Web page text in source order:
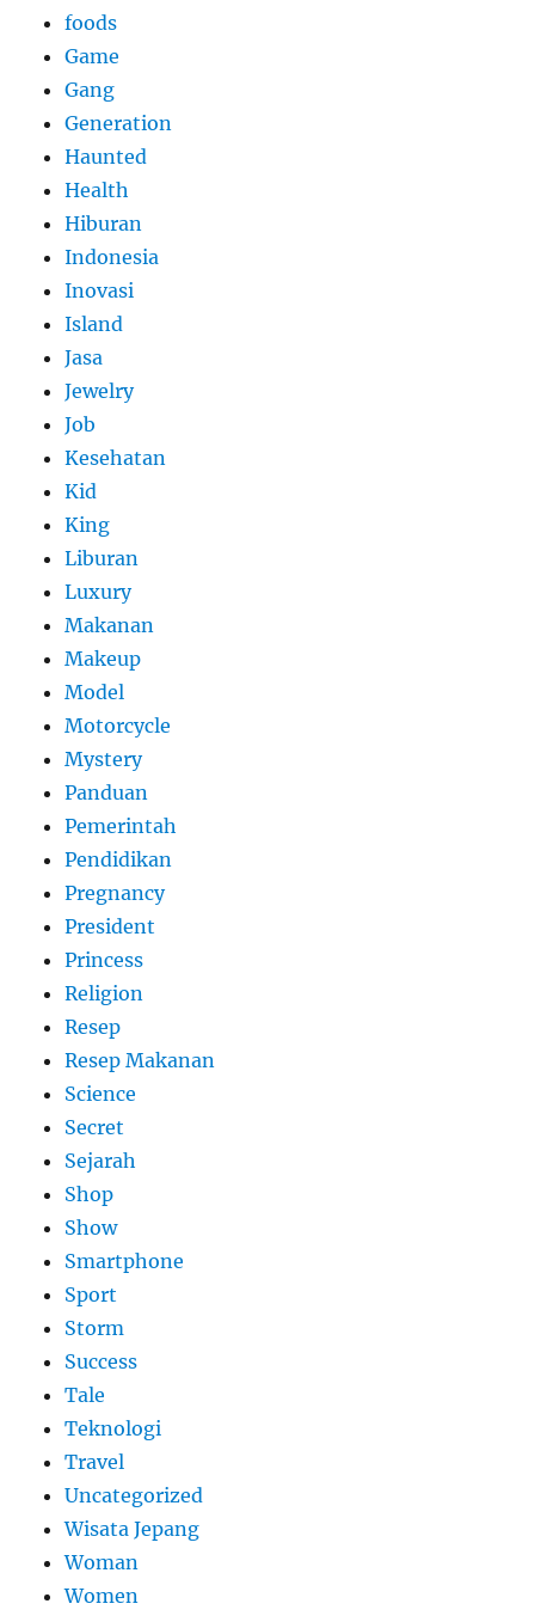
foods
Game
Gang
Generation
Haunted
Health
Hiburan
Indonesia
Inovasi
Island
Jasa
Jewelry
Job
Kesehatan
Kid
King
Liburan
Luxury
Makanan
Makeup
Model
Motorcycle
Mystery
Panduan
Pemerintah
Pendidikan
Pregnancy
President
Princess
Religion
Resep
Resep Makanan
Science
Secret
Sejarah
Shop
Show
Smartphone
Sport
Storm
Success
Tale
Teknologi
Travel
Uncategorized
Wisata Jepang
Woman
Women